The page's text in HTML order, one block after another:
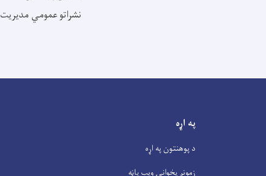
نشراتو عمومي مدیریت
په اړه
د پوهنتون په اړه
زمونږ پخوانۍ ویب پاڼه